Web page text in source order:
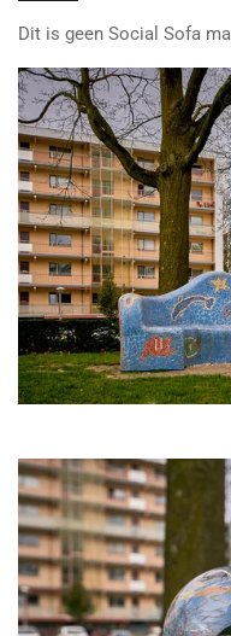
Dit is geen Social Sofa